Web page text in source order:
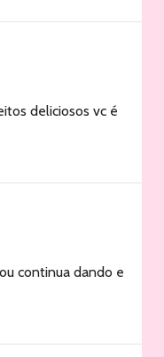
deliciosos vc é
continua dando e